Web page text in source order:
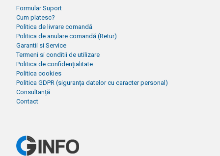
Formular Suport
Cum platesc?
Politica de livrare comandă
Politica de anulare comandă (Retur)
Garantii si Service
Termeni si conditii de utilizare
Politica de confidențialitate
Politica cookies
Politica GDPR (siguranța datelor cu caracter personal)
Consultanță
Contact